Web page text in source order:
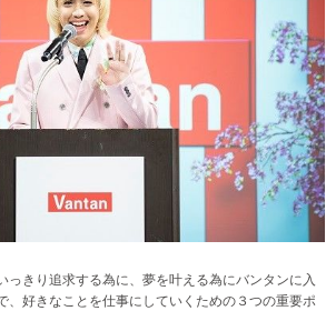
っきり追求する為に、夢を叶える為にバンタンに入
、好きなことを仕事にしていくための３つの重要ポ